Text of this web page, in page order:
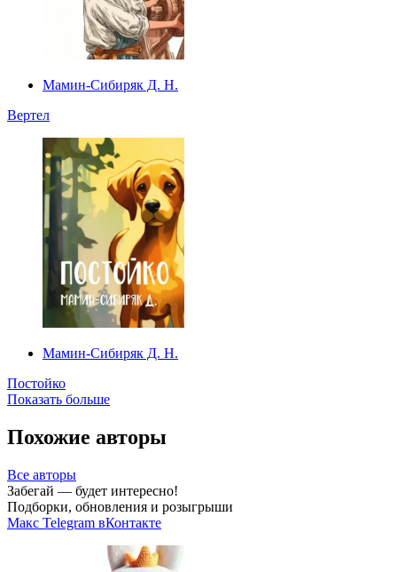
Мамин-Сибиряк Д. Н.
Вертел
Мамин-Сибиряк Д. Н.
Постойко
Показать больше
Похожие авторы
Все авторы
Забегай — будет интересно!
Подборки, обновления и розыгрыши
Макс Telegram вКонтакте